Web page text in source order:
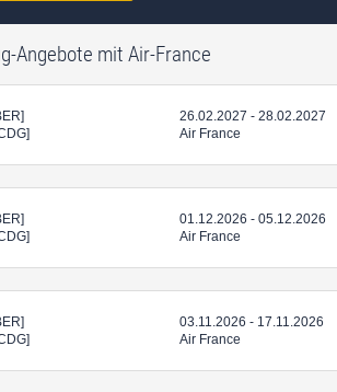
Angebote mit Air-France
26.02.2027 - 28.02.2027
Air France
01.12.2026 - 05.12.2026
Air France
03.11.2026 - 17.11.2026
Air France